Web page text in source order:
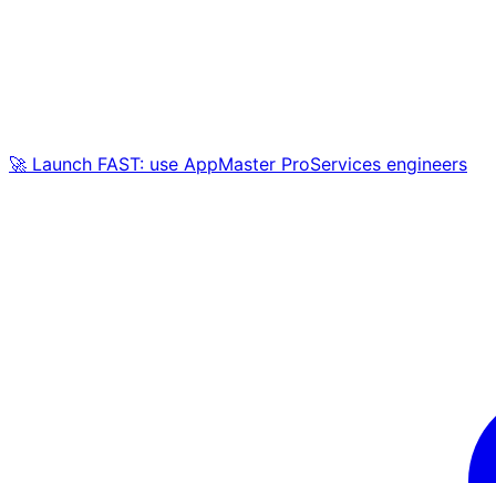
🚀 Launch FAST: use AppMaster ProServices engineers